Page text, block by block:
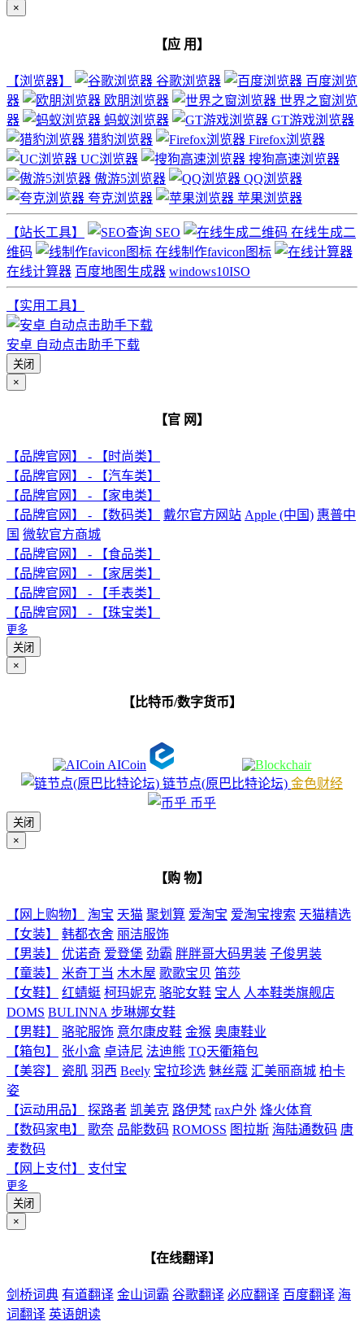
×
【应 用】
【浏览器】 谷歌浏览器
百度浏览
器
欧朋浏览器
世界之窗浏览
器
蚂蚁浏览器
GT游戏浏览器
猎豹浏览器
Firefox浏览器
UC浏览器
搜狗高速浏览器
傲游5浏览器
QQ浏览器
夸克浏览器
苹果浏览器
【站长工具】 SEO
在线生成二
维码
在线制作favicon图标
在线计算器 百度地图生成器 windows10ISO
【实用工具】
安卓 自动点击助手下载
关闭
×
【官 网】
【品牌官网】 - 【时尚类】
【品牌官网】 - 【汽车类】
【品牌官网】 - 【家电类】
【品牌官网】 - 【数码类】
戴尔官方网站 Apple (中国) 惠普中
国 微软官方商城
【品牌官网】 - 【食品类】
【品牌官网】 - 【家居类】
【品牌官网】 - 【手表类】
【品牌官网】 - 【珠宝类】
更多
关闭
×
【比特币/数字货币】
AICoin
链节点(原巴比特论坛) 金色财经
币乎
关闭
×
【购 物】
【网上购物】 淘宝 天猫 聚划算 爱淘宝 爱淘宝搜索 天猫精选
【女装】
韩都衣舍 丽洁服饰
【男装】
优诺奇 爱登堡 劲霸 胖胖哥大码男装 子俊男装
【童装】
米奇丁当 木木屋 歌歌宝贝 笛莎
【女鞋】
红蜻蜓 柯玛妮克 骆驼女鞋 宝人 人本鞋类旗舰店
DOMS BULINNA 步琳娜女鞋
【男鞋】
骆驼服饰 意尔康皮鞋 金猴 奥康鞋业
【箱包】
张小盒 卓诗尼 法迪熊 TQ天衢箱包
【美容】
瓷肌 羽西 Beely 宝拉珍选 魅丝蔻 汇美丽商城 柏卡
姿
【运动用品】
探路者 凯美克 路伊梵 rax户外 烽火体育
【数码家电】
歌奈 品能数码 ROMOSS 图拉斯 海陆通数码 唐
麦数码
【网上支付】
支付宝
更多
关闭
×
【在线翻译】
剑桥词典 有道翻译 金山词霸 谷歌翻译 必应翻译 百度翻译 海
词翻译 英语朗读